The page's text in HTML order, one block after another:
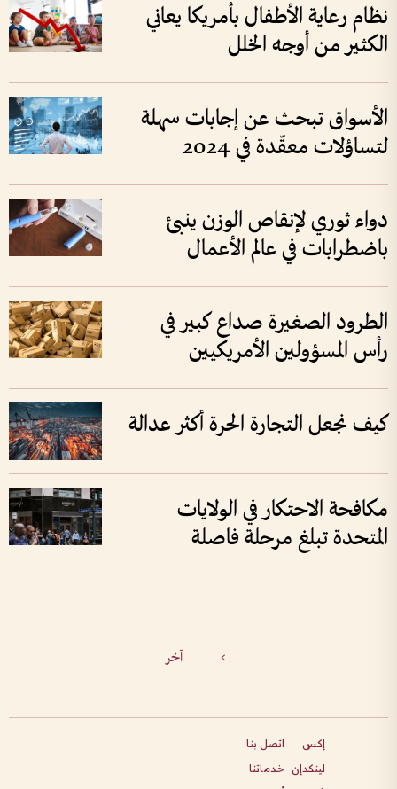
نظام رعاية الأطفال بأمريكا يعاني
الكثير من أوجه الخلل
الأسواق تبحث عن إجابات سهلة
لتساؤلات معقّدة في 2024
دواء ثوري لإنقاص الوزن ينبئ
باضطرابات في عالم الأعمال
الطرود الصغيرة صداع كبير في
رأس المسؤولين الأمريكيين
كيف نجعل التجارة الحرة أكثر عدالة
مكافحة الاحتكار في الولايات
المتحدة تبلغ مرحلة فاصلة
> آخر
إكس
لينكدإن
اتصل بنا
خدماتنا